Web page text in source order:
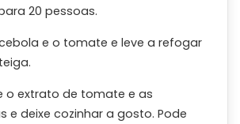
20 pessoas.
e o tomate e leve a refogar
o extrato de tomate e as
e deixe cozinhar a gosto. Pode